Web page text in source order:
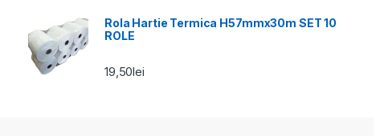
Rola Hartie Termica H57mmx30m SET 10
ROLE
19,50lei